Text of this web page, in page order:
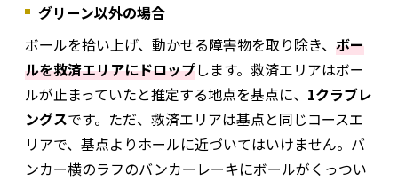
グリーン以外の場合
ボールを拾い上げ、動かせる障害物を取り除き、 ボー
ルを救済エリアにドロップします。救済エリアはボー
ルが止まっていたと推定する地点を基点に、 1クラブレ
ングスです。ただ、救済エリアは基点と同じコースエ
リアで、基点よりホールに近づいてはいけません。バ
ンカー横のラフのバンカーレーキにボールがくっつい